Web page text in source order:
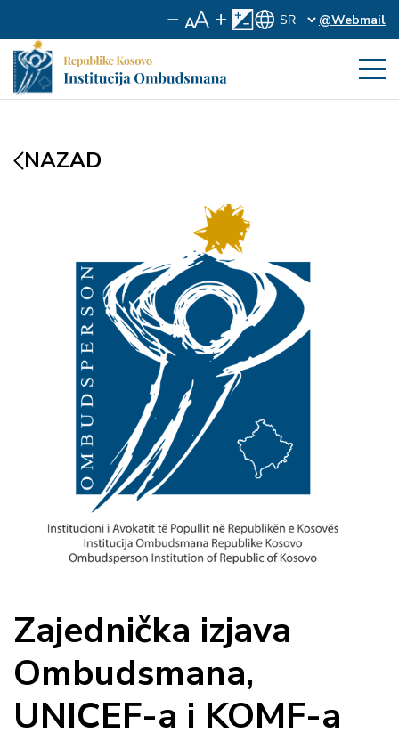
@Webmail
NAZAD
Zajednička izjava
Ombudsmana,
UNICEF-a i KOMF-a